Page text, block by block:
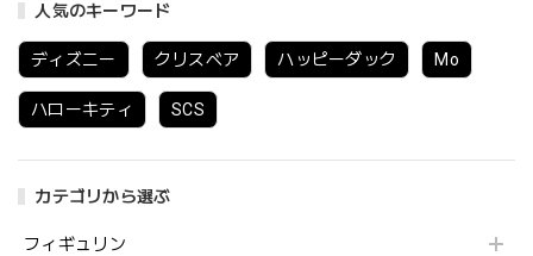
人気のキーワード
ディズニー クリスベア ハッピーダック Mo
ハローキティ SCS
カテゴリから選ぶ
フィギュリン